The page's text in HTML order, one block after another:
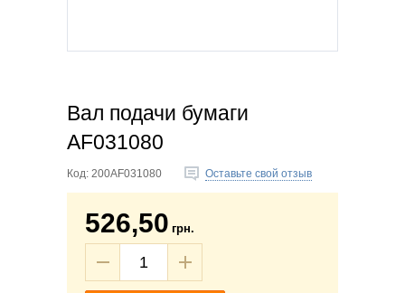
Вал подачи бумаги
AF031080
Код: 200AF031080 Оставьте свой отзыв
526,50 грн.